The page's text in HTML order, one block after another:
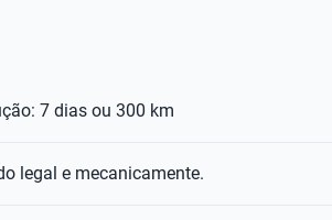
7 dias ou 300 km
legal e mecanicamente.